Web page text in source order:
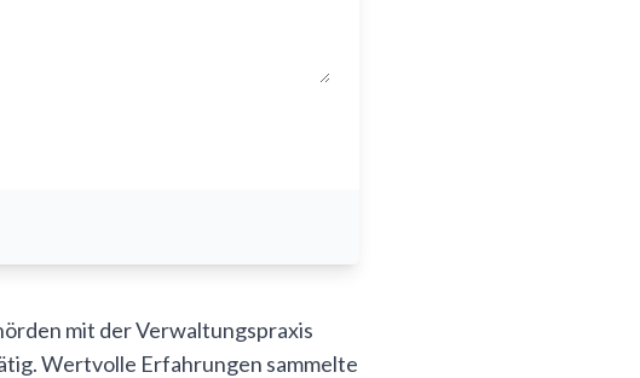
mit der Verwaltungspraxis
Wertvolle Erfahrungen sammelte